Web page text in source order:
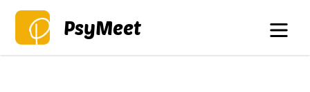
PsyMeet